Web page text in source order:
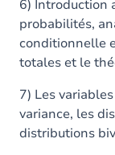
6) Introduction
probabilités,
conditionnelle
totales et le
7) Les
variance, les
distributions